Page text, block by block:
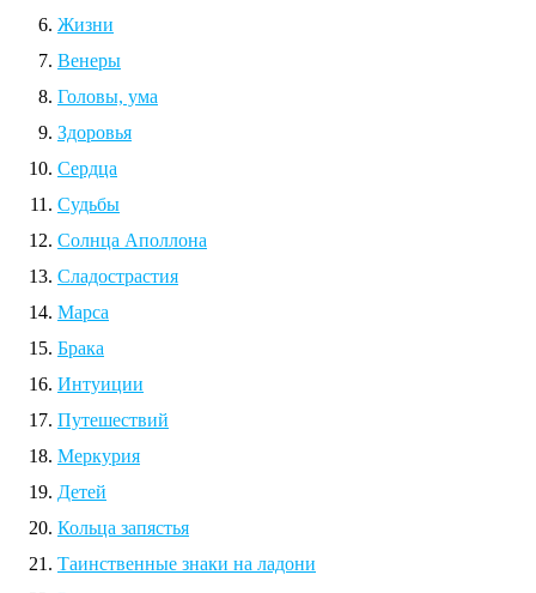
Жизни
Венеры
Головы, ума
Здоровья
Сердца
Судьбы
Солнца Аполлона
Сладострастия
Марса
Брака
Интуиции
Путешествий
Меркурия
Детей
Кольца запястья
Таинственные знаки на ладони